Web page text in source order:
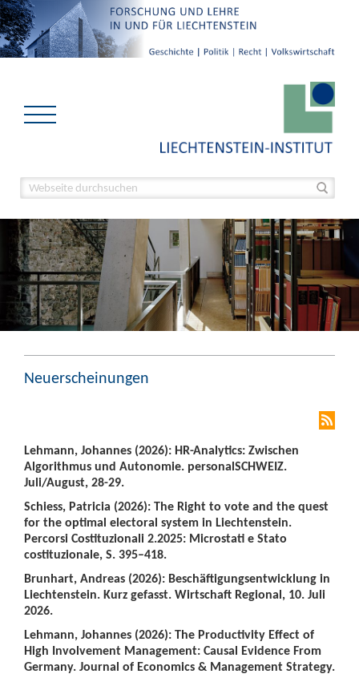
Neuerscheinungen
Lehmann, Johannes (2026): HR-Analytics: Zwischen
Algorithmus und Autonomie. personalSCHWEIZ.
Juli/August, 28-29.
Schiess, Patricia (2026): The Right to vote and the quest
for the optimal electoral system in Liechtenstein.
Percorsi Costituzionali 2.2025: Microstati e Stato
costituzionale, S. 395–418.
Brunhart, Andreas (2026): Beschäftigungsentwicklung in
Liechtenstein. Kurz gefasst. Wirtschaft Regional, 10. Juli
2026.
Lehmann, Johannes (2026): The Productivity Effect of
High Involvement Management: Causal Evidence From
Germany. Journal of Economics & Management Strategy.